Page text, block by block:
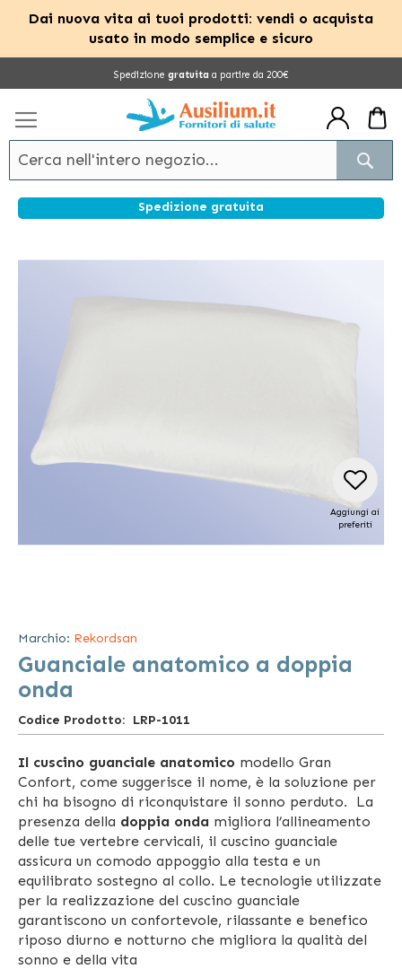
Dai nuova vita ai tuoi prodotti: vendi o acquista
usato in modo semplice e sicuro
Spedizione gratuita a partire da 200€
Spedizione gratuita
fine
galleria
di
immagini
Aggiungi ai
preferiti
Marchio: Rekordsan
Guanciale anatomico a doppia
onda
Codice Prodotto LRP-1011
Il cuscino guanciale anatomico modello Gran
Confort, come suggerisce il nome, è la soluzione per
chi ha bisogno di riconquistare il sonno perduto. La
presenza della doppia onda migliora l’allineamento
delle tue vertebre cervicali, il cuscino guanciale
assicura un comodo appoggio alla testa e un
equilibrato sostegno al collo. Le tecnologie utilizzate
per la realizzazione del cuscino guanciale
garantiscono un confortevole, rilassante e benefico
riposo diurno e notturno che migliora la qualità del
sonno e della vita